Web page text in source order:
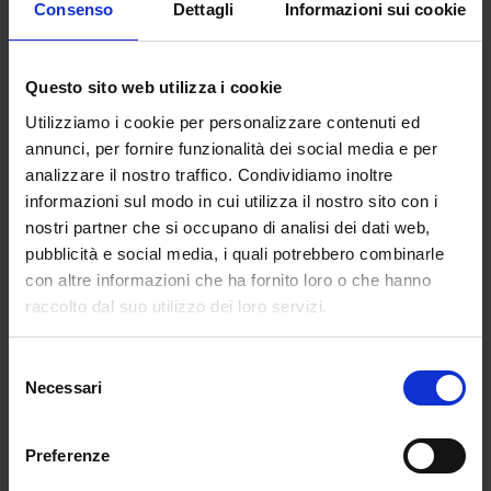
Consenso Dettagli Informazioni sui cookie
Questo sito web utilizza i cookie
Utilizziamo i cookie per personalizzare contenuti ed
annunci, per fornire funzionalità dei social media e per
analizzare il nostro traffico. Condividiamo inoltre
informazioni sul modo in cui utilizza il nostro sito con i
nostri partner che si occupano di analisi dei dati web,
pubblicità e social media, i quali potrebbero combinarle
con altre informazioni che ha fornito loro o che hanno
raccolto dal suo utilizzo dei loro servizi.
delNecessari
Preferenze
condizione
prima volta proposto nel 2014, sull’onda
il Veganuary è la versione vegana del mese di
“privazione”.
L’associazione no profit inglese infatti invita le
persone a sperimentare, per 31 giorni, uno stile di
vita alimentare privo da tutti i componenti di origine
animale.Per scoprire un modo di vivere più
salutare forse più per l’ambiente che per noi
stessi se affrontato nel modo sbagliato.Con la
differenza che, in questo caso, il pianeta Terra i
benefici sul lungo termine non li vede.
vegana può depurare l’organismo, migliorare il